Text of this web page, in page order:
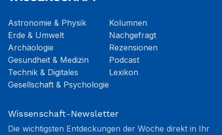
Astronomie & Physik
Erde & Umwelt
Archäologie
Gesundheit & Medizin
Technik & Digitales
Gesellschaft & Psychologie
Kolumnen
Nachgefragt
Rezensionen
Podcast
Lexikon
Wissenschaft-Newsletter
Die wichtigsten Entdeckungen der Woche direkt in Ihr